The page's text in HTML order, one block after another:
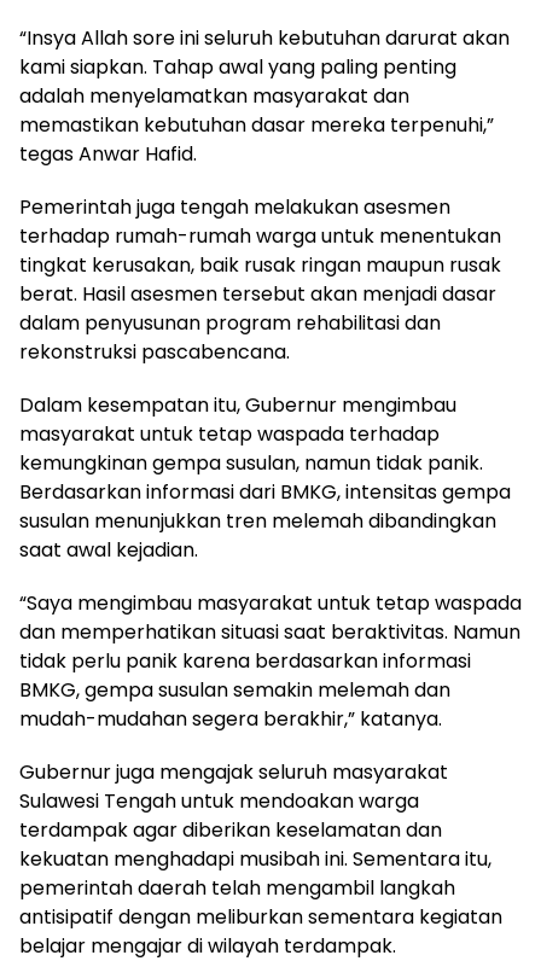
“Insya Allah sore ini seluruh kebutuhan darurat akan
kami siapkan. Tahap awal yang paling penting
adalah menyelamatkan masyarakat dan
memastikan kebutuhan dasar mereka terpenuhi,”
tegas Anwar Hafid.
Pemerintah juga tengah melakukan asesmen
terhadap rumah-rumah warga untuk menentukan
tingkat kerusakan, baik rusak ringan maupun rusak
berat. Hasil asesmen tersebut akan menjadi dasar
dalam penyusunan program rehabilitasi dan
rekonstruksi pascabencana.
Dalam kesempatan itu, Gubernur mengimbau
masyarakat untuk tetap waspada terhadap
kemungkinan gempa susulan, namun tidak panik.
Berdasarkan informasi dari BMKG, intensitas gempa
susulan menunjukkan tren melemah dibandingkan
saat awal kejadian.
“Saya mengimbau masyarakat untuk tetap waspada
dan memperhatikan situasi saat beraktivitas. Namun
tidak perlu panik karena berdasarkan informasi
BMKG, gempa susulan semakin melemah dan
mudah-mudahan segera berakhir,” katanya.
Gubernur juga mengajak seluruh masyarakat
Sulawesi Tengah untuk mendoakan warga
terdampak agar diberikan keselamatan dan
kekuatan menghadapi musibah ini. Sementara itu,
pemerintah daerah telah mengambil langkah
antisipatif dengan meliburkan sementara kegiatan
belajar mengajar di wilayah terdampak.